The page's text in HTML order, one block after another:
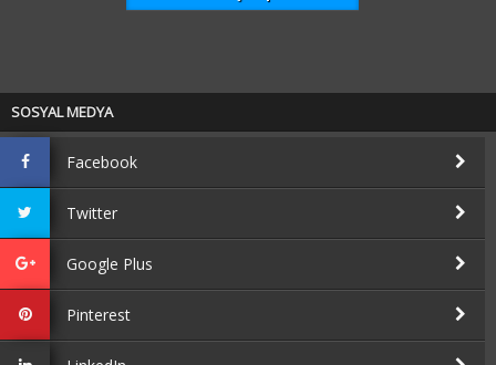
SOSYAL MEDYA
Facebook
Twitter
Google Plus
Pinterest